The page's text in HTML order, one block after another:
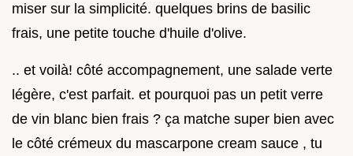
miser sur la simplicité. quelques brins de basilic
frais, une petite touche d'huile d'olive.
.. et voilà! côté accompagnement, une salade verte
légère, c'est parfait. et pourquoi pas un petit verre
de vin blanc bien frais ? ça matche super bien avec
le côté crémeux du mascarpone cream sauce , tu